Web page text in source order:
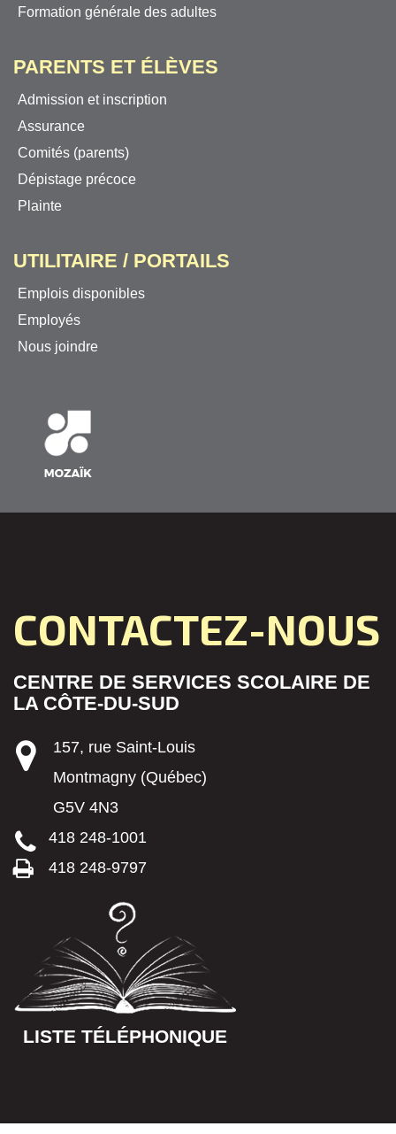
Formation générale des adultes
PARENTS ET ÉLÈVES
Admission et inscription
Assurance
Comités (parents)
Dépistage précoce
Plainte
UTILITAIRE / PORTAILS
Emplois disponibles
Employés
Nous joindre
CONTACTEZ-NOUS
CENTRE DE SERVICES SCOLAIRE DE
LA CÔTE-DU-SUD
157, rue Saint-Louis
Montmagny (Québec)
G5V 4N3
418 248-1001
418 248-9797
LISTE TÉLÉPHONIQUE